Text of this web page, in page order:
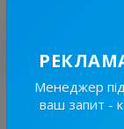
19.6K/
Менеджер
ваш запит -